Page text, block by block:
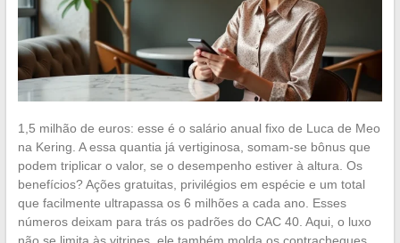
1,5 milhão de euros: esse é o salário anual fixo de Luca de Meo
na Kering. A essa quantia já vertiginosa, somam-se bônus que
podem triplicar o valor, se o desempenho estiver à altura. Os
benefícios? Ações gratuitas, privilégios em espécie e um total
que facilmente ultrapassa os 6 milhões a cada ano. Esses
números deixam para trás os padrões do CAC 40. Aqui, o luxo